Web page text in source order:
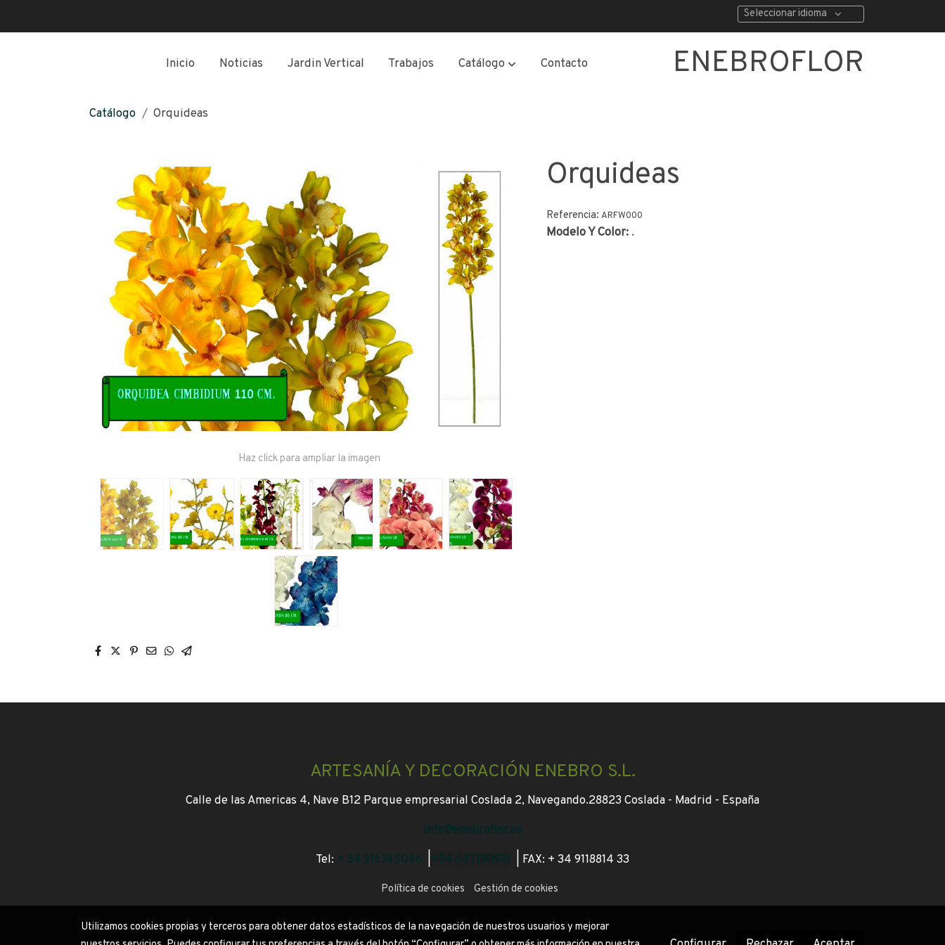
Seleccionar idioma
Inicio Noticias Jardin Vertical Trabajos Catálogo Contacto ENEBROFLOR
Catálogo Orquideas
Haz click para ampliar la imagen
Orquideas
Referencia:ARFW000
Modelo Y Color: .
ARTESANÍA Y DECORACIÓN ENEBRO S.L.
Calle de las Americas 4, Nave B12 Parque empresarial Coslada 2, Navegando.28823 Coslada - Madrid - España
info@enebroflor.es
Tel: + 34 916745046 +34 647130931 FAX: + 34 9118814 33
Política de cookies Gestión de cookies
Utilizamos cookies propias y terceros para obtener datos estadísticos de la navegación de nuestros usuarios y mejorar